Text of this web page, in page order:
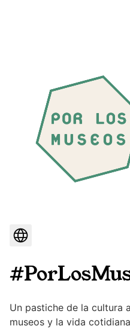
Un pastiche de la cultura
museos y la vida